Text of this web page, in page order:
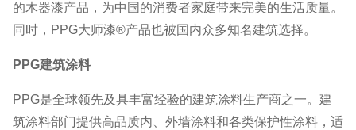
的木器漆产品，为中国的消费者家庭带来完美的生活质量。
同时，PPG大师漆®产品也被国内众多知名建筑选择。
PPG建筑涂料
PPG是全球领先及具丰富经验的建筑涂料生产商之一。建
筑涂料部门提供高品质内、外墙涂料和各类保护性涂料，适